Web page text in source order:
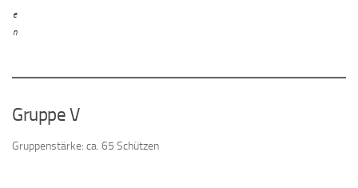
e
n
Gruppe V
Gruppenstärke: ca. 65 Schützen